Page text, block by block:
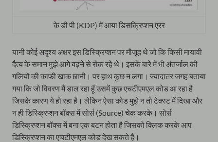
के डी पी (KDP) में आया डिसक्रिप्शन एरर
यानी कोई अदृश्य अक्षर इस डिस्क्रिप्शन पर मौजूद थे जो कि किसी मायावी
दैत्य के समान मुझे आगे बढ़ने से रोक रहे थे। इसके बारे में भी अंतर्जाल की
गलियों की काफी खाक छानी। पर हाथ कुछ न लगा। ज्यादातर जगह बताया
गया कि जो विवरण मैं डाल रहा हूँ उसमें कुछ एचटीएमएल कोड आ रहा है
जिसके कारण ये हो रहा है। लेकिन ऐसा कोड मुझे न तो टेक्स्ट में दिखा और
न ही डिस्क्रिप्शन बॉक्स में सोर्स (Source) चेक करके। सोर्स
डिस्क्रिप्शन बॉक्स में बना एक बटन होता है जिसको क्लिक करके आप
डिस्क्रिप्शन का एचटीएमएल कोड देख सकते हैं।